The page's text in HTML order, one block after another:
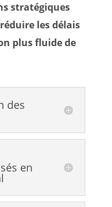
stratégiques
les délais
plus fluide de
des
en